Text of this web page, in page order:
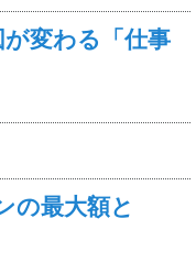
変わる「仕事
の最大額と